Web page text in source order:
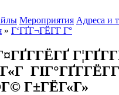
Мероприятия Адреса и
» Г‘ГҐГ¬ГЁГ­Г Г°
Г±ГЁГ«Г»